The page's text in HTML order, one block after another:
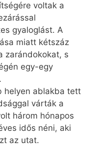
voltak a
gyaloglást. A
miatt kétszáz
zarándokokat, s
egy-egy
helyen ablakba tett
várták a
három hónapos
idős néni, aki
az utat.